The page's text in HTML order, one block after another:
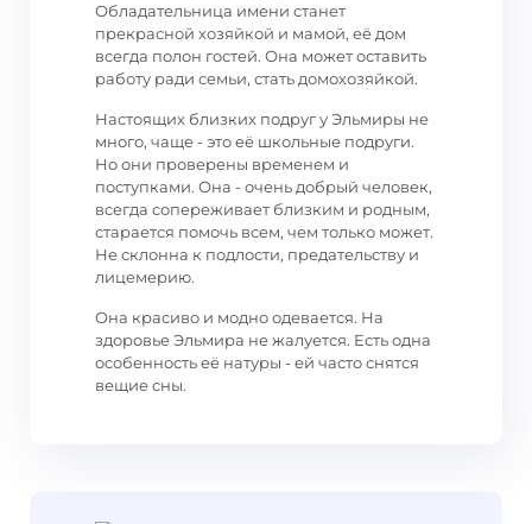
Обладательница имени станет
прекрасной хозяйкой и мамой, её дом
всегда полон гостей. Она может оставить
работу ради семьи, стать домохозяйкой.
Настоящих близких подруг у Эльмиры не
много, чаще - это её школьные подруги.
Но они проверены временем и
поступками. Она - очень добрый человек,
всегда сопереживает близким и родным,
старается помочь всем, чем только может.
Не склонна к подлости, предательству и
лицемерию.
Она красиво и модно одевается. На
здоровье Эльмира не жалуется. Есть одна
особенность её натуры - ей часто снятся
вещие сны.